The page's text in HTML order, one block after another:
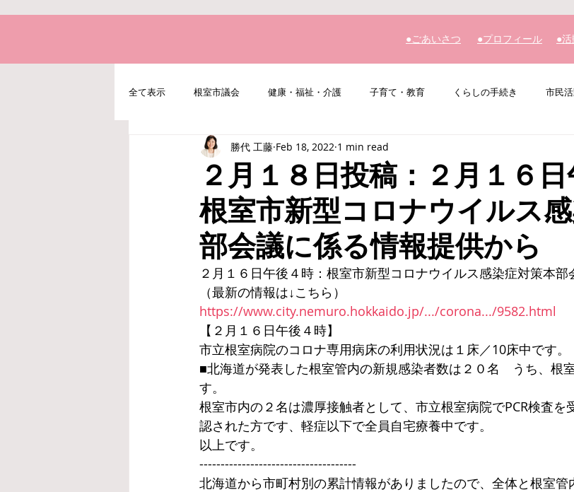
​●ごあいさつ ​●プロフィール ​●
全て表示 根室市議会 健康・福祉・介護 子育て・教育 くらしの手続き 市民
地域経済・水産・農業 北方領土 その他
２月１８日投稿：２月１６日
根室市新型コロナウイルス
部会議に係る情報提供から
勝代 工藤 Feb 18, 2022 1 min read
２月１６日午後４時：根室市新型コロナウイルス感染症対策本
（最新の情報は↓こちら）
https://www.city.nemuro.hokkaido.jp/.../corona.../9582.html
【２月１６日午後４時】
市立根室病院のコロナ専用病床の利用状況は１床／10床中です。
■北海道が発表した根室管内の新規感染者数は２０名　うち、根
す。
根室市内の２名は濃厚接触者として、市立根室病院でPCR検査
認された方です、軽症以下で全員自宅療養中です。
以上です。
-------------------------------------
北海道から市町村別の累計情報がありましたので、全体と根室管